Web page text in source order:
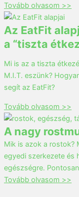
Tovább olvasom >>
Az EatFit
a “tiszta
Mi is az a tiszta
M.I.T. eszünk?
segít az EatFit?
Tovább olvasom >>
A nagy
Mik is azok a rostok?
egyedi szerkezete és
egészségre.
Tovább olvasom >>